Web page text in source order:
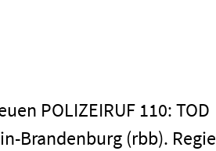
POLIZEIRUF 110: TOD
Brandenburg (rbb). Regie